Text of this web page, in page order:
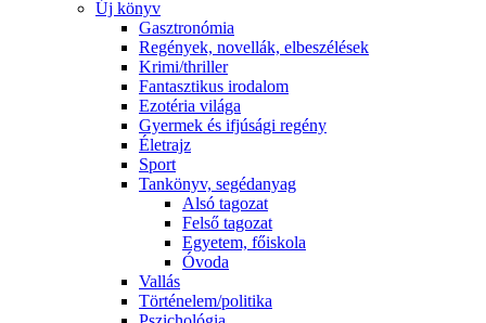
Új könyv
Gasztronómia
Regények, novellák, elbeszélések
Krimi/thriller
Fantasztikus irodalom
Ezotéria világa
Gyermek és ifjúsági regény
Életrajz
Sport
Tankönyv, segédanyag
Alsó tagozat
Felső tagozat
Egyetem, főiskola
Óvoda
Vallás
Történelem/politika